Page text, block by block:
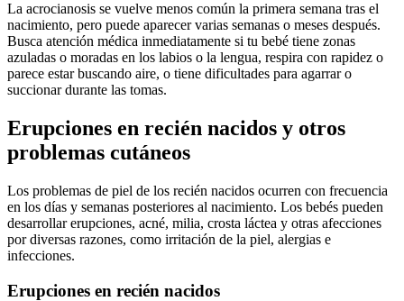
La acrocianosis se vuelve menos común la primera semana tras el
nacimiento, pero puede aparecer varias semanas o meses después.
Busca atención médica inmediatamente si tu bebé tiene zonas
azuladas o moradas en los labios o la lengua, respira con rapidez o
parece estar buscando aire, o tiene dificultades para agarrar o
succionar durante las tomas.
Erupciones en recién nacidos y otros
problemas cutáneos
Los problemas de piel de los recién nacidos ocurren con frecuencia
en los días y semanas posteriores al nacimiento. Los bebés pueden
desarrollar erupciones, acné, milia, crosta láctea y otras afecciones
por diversas razones, como irritación de la piel, alergias e
infecciones.
Erupciones en recién nacidos